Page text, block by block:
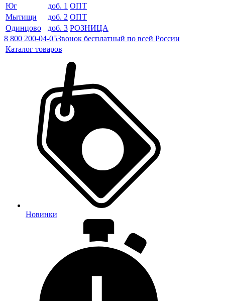
Юг
доб. 1 ОПТ
Мытищи
доб. 2 ОПТ
Одинцово
доб. 3 РОЗНИЦА
8 800 200-04-05Звонок бесплатный по всей России
Каталог товаров
Новинки